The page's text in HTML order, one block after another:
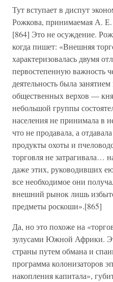
Тут вступает в диспут
Рожкова, принимаемая А.
[864] Это не осуждение.
когда пишет: «Внешняя
характеризовалась двумя
первостепенную важность
деятельность была
общественных верхов —
небольшой группы
населения не принимала в
что не продавала, а
продукты охоты и
торговля не затрагивала…
даже этих, руководивших
все необходимое они
внешний рынок лишь
предметы роскоши».[865]
Да, но это похоже на
зулусами Южной Африки.
страны путем обмана и
программа колонизаторов
накопления капитала»,